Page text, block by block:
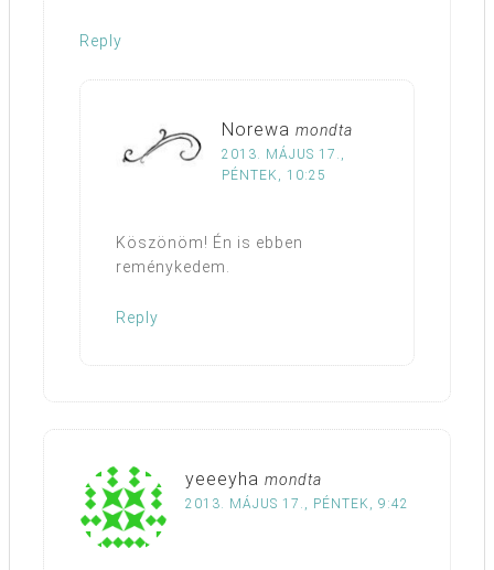
Reply
Norewa mondta
2013. MÁJUS 17.,
PÉNTEK, 10:25
Köszönöm! Én is ebben
reménykedem.
Reply
yeeeyha mondta
2013. MÁJUS 17., PÉNTEK, 9:42